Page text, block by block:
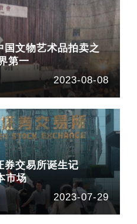
国文物艺术品拍卖之
第一
2023-08-08
券交易所诞生记
市场
2023-07-29